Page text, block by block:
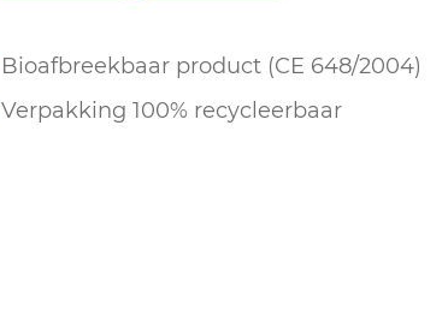
Bioafbreekbaar product (CE 648/2004)
Verpakking 100% recycleerbaar